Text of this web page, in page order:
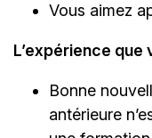
Vous aimez
L’expérience que
Bonne
antérieure